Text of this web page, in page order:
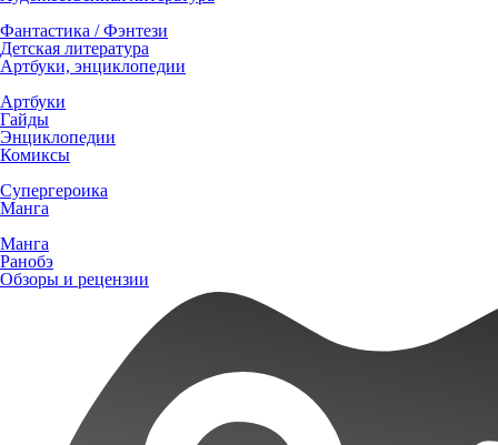
Фантастика / Фэнтези
Детская литература
Артбуки, энциклопедии
Артбуки
Гайды
Энциклопедии
Комиксы
Супергероика
Манга
Манга
Ранобэ
Обзоры и рецензии